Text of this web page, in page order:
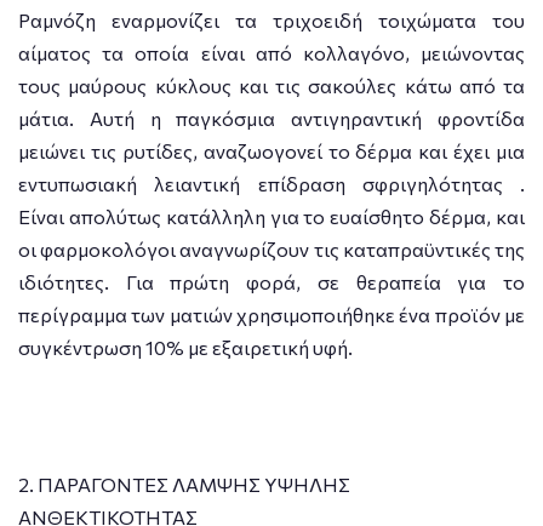
Ραμνόζη εναρμονίζει τα τριχοειδή τοιχώματα του
αίματος τα οποία είναι από κολλαγόνο, μειώνοντας
τους μαύρους κύκλους και τις σακούλες κάτω από τα
μάτια. Αυτή η παγκόσμια αντιγηραντική φροντίδα
μειώνει τις ρυτίδες, αναζωογονεί το δέρμα και έχει μια
εντυπωσιακή λειαντική επίδραση σφριγηλότητας .
Είναι απολύτως κατάλληλη για το ευαίσθητο δέρμα, και
οι φαρμοκολόγοι αναγνωρίζουν τις καταπραϋντικές της
ιδιότητες. Για πρώτη φορά, σε θεραπεία για το
περίγραμμα των ματιών χρησιμοποιήθηκε ένα προϊόν με
συγκέντρωση 10% με εξαιρετική υφή.
2. ΠΑΡΑΓΟΝΤΕΣ ΛΑΜΨΗΣ ΥΨΗΛΗΣ
ΑΝΘΕΚΤΙΚΟΤΗΤΑΣ